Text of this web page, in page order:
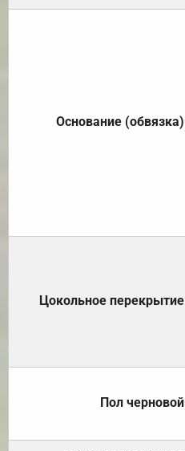
Основание (обвязка)
Цокольное перекрытие
Пол черновой